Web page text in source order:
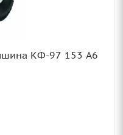
КФ-97 153 А6